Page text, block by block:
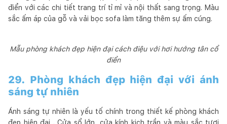
điển với các chi tiết trang trí tỉ mỉ và nội thất sang trọng. Màu
sắc ấm áp của gỗ và vải bọc sofa làm tăng thêm sự ấm cúng.
Mẫu phòng khách đẹp hiện đại cách điệu với hơi hướng tân cổ
điển
29. Phòng khách đẹp hiện đại với ánh
sáng tự nhiên
Ánh sáng tự nhiên là yếu tố chính trong thiết kế phòng khách